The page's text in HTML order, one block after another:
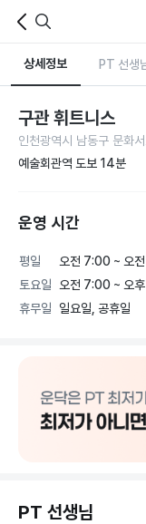
상세정보 PT 선생
구관 휘트니스
인천광역시 남동구 문화
예술회관역 도보 14분
운영 시간
평일
오전 7:00 ~ 오
토요일
오전 7:00 ~ 오
휴무일
일요일, 공휴일
PT 선생님